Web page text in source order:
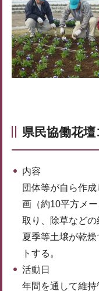
県民協働花壇
内容
団体等が自ら作
画（約10平方メ
取り、除草などの
夏季等土壌が乾
トする。
活動日
年間を通して維